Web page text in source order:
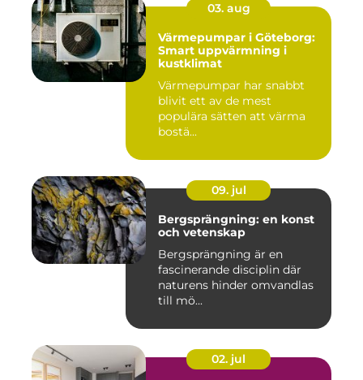
03. aug
Värmepumpar i Göteborg:
Smart uppvärmning i
kustklimat
Värmepumpar har snabbt
blivit ett av de mest
populära sätten att värma
bostä...
09. jul
Bergsprängning: en konst
och vetenskap
Bergsprängning är en
fascinerande disciplin där
naturens hinder omvandlas
till mö...
02. jul